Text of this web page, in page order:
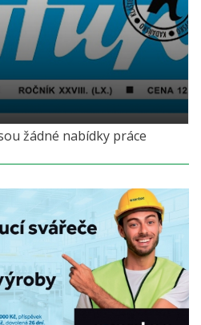
žádné nabídky práce